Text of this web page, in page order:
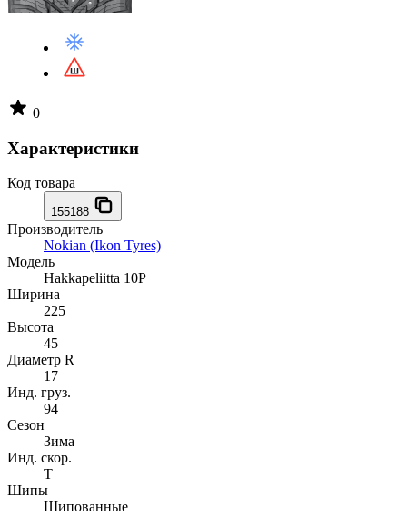
0
Характеристики
Код товара
155188
Производитель
Nokian (Ikon Tyres)
Модель
Hakkapeliitta 10P
Ширина
225
Высота
45
Диаметр R
17
Инд. груз.
94
Сезон
Зима
Инд. скор.
T
Шипы
Шипованные